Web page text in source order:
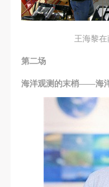
王海黎
第二场
海洋观测的末梢——海